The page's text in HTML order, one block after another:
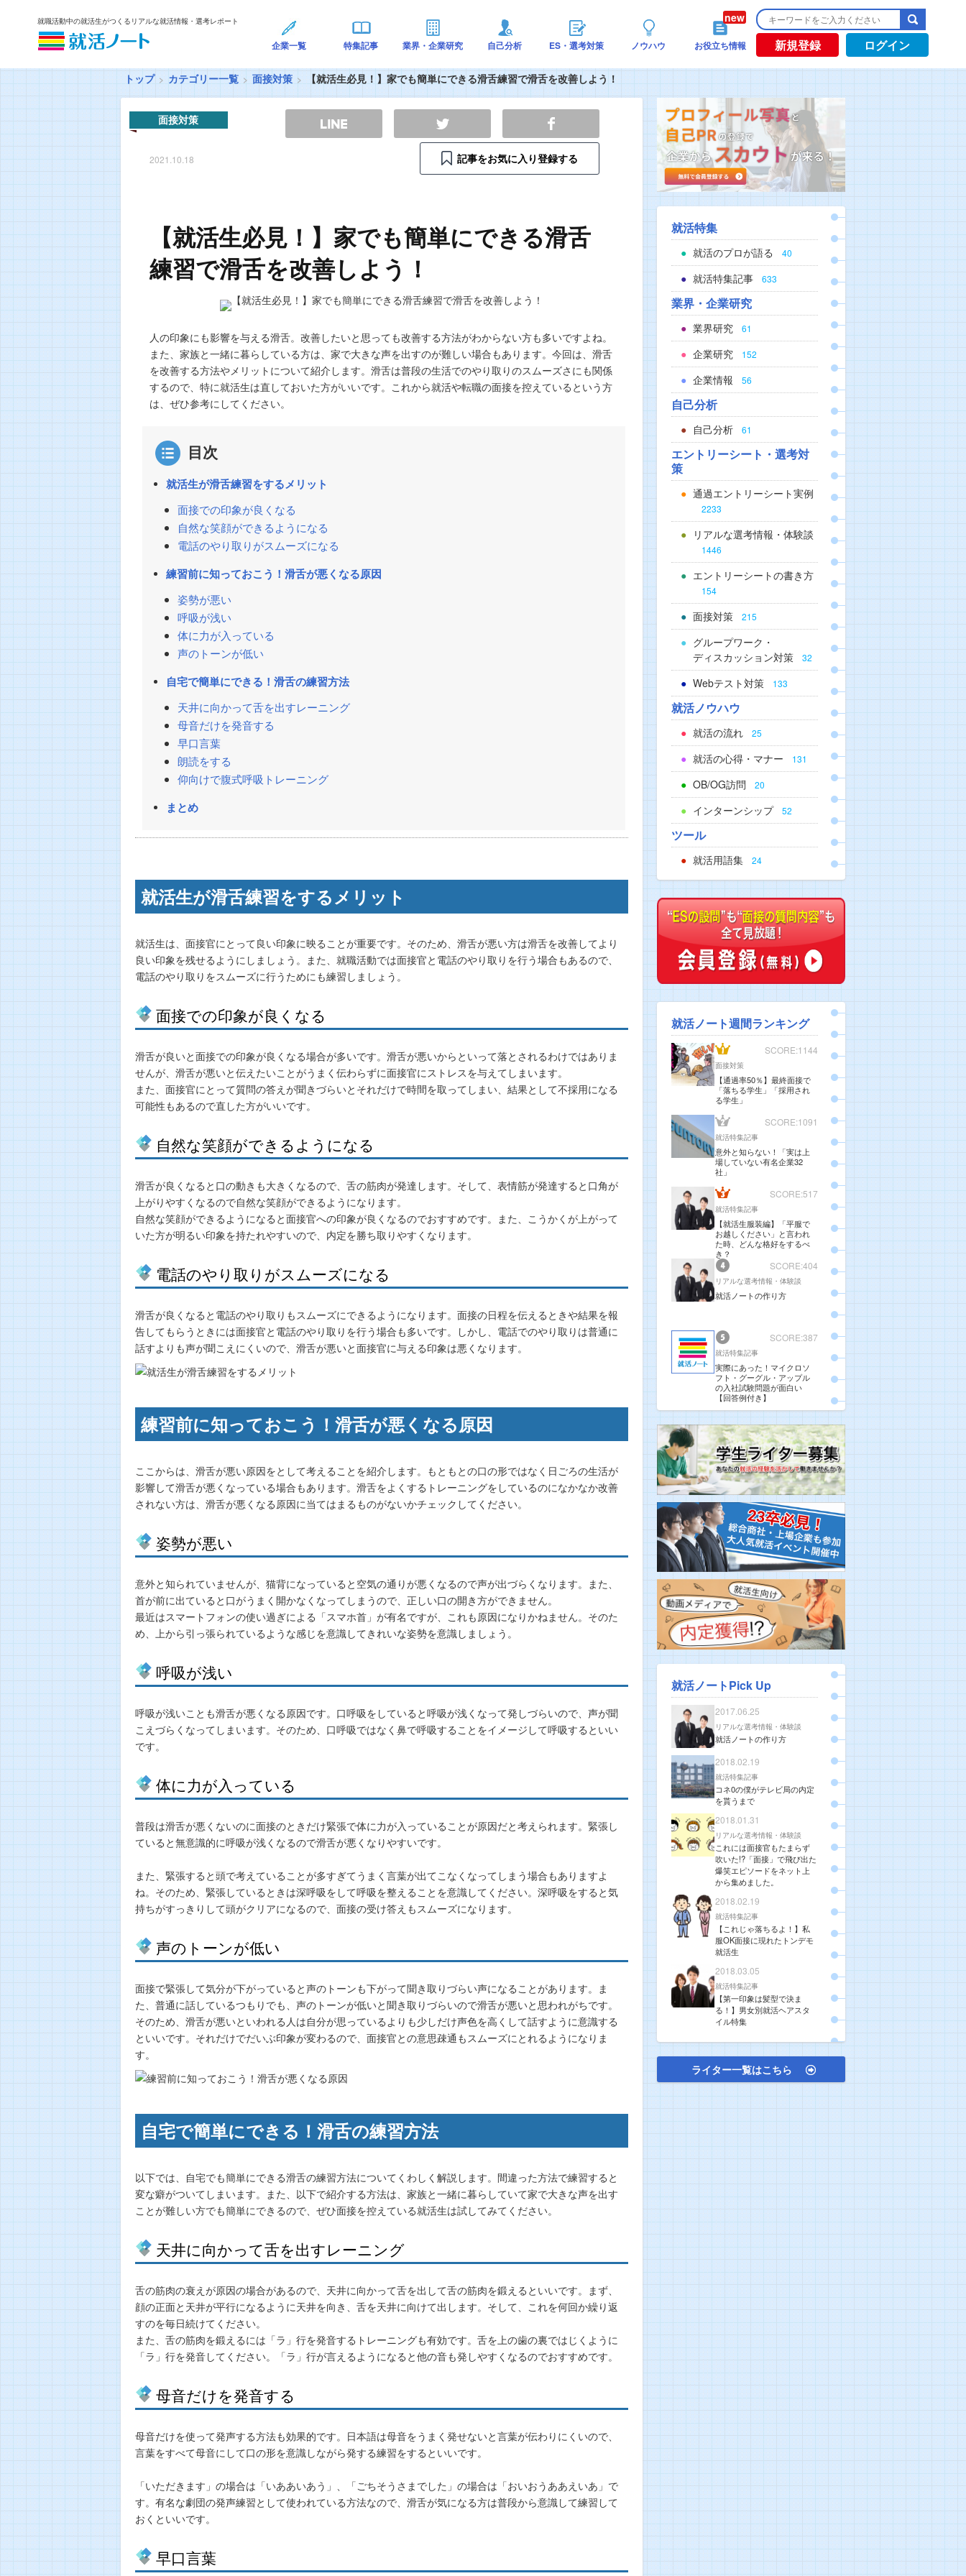
就職活動中の就活生がつくるリアルな就活情報・選考レポート
企業一覧 特集記事 業界・企業研究 自己分析 ES・選考対策 ノウハウ お役立ち情報 新規登録 ログイン
トップ カテゴリー一覧 面接対策 【就活生必見！】家でも簡単にできる滑舌練習で滑舌を改善しよう！
面接対策
2021.10.18 記事をお気に入り登録する
【就活生必見！】家でも簡単にできる滑舌
練習で滑舌を改善しよう！
人の印象にも影響を与える滑舌。改善したいと思っても改善する方法がわからない方も多いですよね。
また、家族と一緒に暮らしている方は、家で大きな声を出すのが難しい場合もあります。今回は、滑舌
を改善する方法やメリットについて紹介します。滑舌は普段の生活でのやり取りのスムーズさにも関係
するので、特に就活生は直しておいた方がいいです。これから就活や転職の面接を控えているという方
は、ぜひ参考にしてください。
目次
就活生が滑舌練習をするメリット
面接での印象が良くなる
自然な笑顔ができるようになる
電話のやり取りがスムーズになる
練習前に知っておこう！滑舌が悪くなる原因
姿勢が悪い
呼吸が浅い
体に力が入っている
声のトーンが低い
自宅で簡単にできる！滑舌の練習方法
天井に向かって舌を出すレーニング
母音だけを発音する
早口言葉
朗読をする
仰向けで腹式呼吸トレーニング
まとめ
就活生が滑舌練習をするメリット
就活生は、面接官にとって良い印象に映ることが重要です。そのため、滑舌が悪い方は滑舌を改善してより
良い印象を残せるようにしましょう。また、就職活動では面接官と電話のやり取りを行う場合もあるので、
電話のやり取りをスムーズに行うためにも練習しましょう。
面接での印象が良くなる
滑舌が良いと面接での印象が良くなる場合が多いです。滑舌が悪いからといって落とされるわけではありま
せんが、滑舌が悪いと伝えたいことがうまく伝わらずに面接官にストレスを与えてしまいます。
また、面接官にとって質問の答えが聞きづらいとそれだけで時間を取ってしまい、結果として不採用になる
可能性もあるので直した方がいいです。
自然な笑顔ができるようになる
滑舌が良くなると口の動きも大きくなるので、舌の筋肉が発達します。そして、表情筋が発達すると口角が
上がりやすくなるので自然な笑顔ができるようになります。
自然な笑顔ができるようになると面接官への印象が良くなるのでおすすめです。また、こうかくが上がって
いた方が明るい印象を持たれやすいので、内定を勝ち取りやすくなります。
電話のやり取りがスムーズになる
滑舌が良くなると電話のやり取りもスムーズにできるようになります。面接の日程を伝えるときや結果を報
告してもらうときには面接官と電話のやり取りを行う場合も多いです。しかし、電話でのやり取りは普通に
話すよりも声が聞こえにくいので、滑舌が悪いと面接官に与える印象は悪くなります。
練習前に知っておこう！滑舌が悪くなる原因
ここからは、滑舌が悪い原因をとして考えることを紹介します。もともとの口の形ではなく日ごろの生活が
影響して滑舌が悪くなっている場合もあります。滑舌をよくするトレーニングをしているのになかなか改善
されない方は、滑舌が悪くなる原因に当てはまるものがないかチェックしてください。
姿勢が悪い
意外と知られていませんが、猫背になっていると空気の通りが悪くなるので声が出づらくなります。また、
首が前に出ていると口がうまく開かなくなってしまうので、正しい口の開き方ができません。
最近はスマートフォンの使い過ぎによる「スマホ首」が有名ですが、これも原因になりかねません。そのた
め、上から引っ張られているような感じを意識してきれいな姿勢を意識しましょう。
呼吸が浅い
呼吸が浅いことも滑舌が悪くなる原因です。口呼吸をしていると呼吸が浅くなって発しづらいので、声が聞
こえづらくなってしまいます。そのため、口呼吸ではなく鼻で呼吸することをイメージして呼吸するといい
です。
体に力が入っている
普段は滑舌が悪くないのに面接のときだけ緊張で体に力が入っていることが原因だと考えられます。緊張し
ていると無意識的に呼吸が浅くなるので滑舌が悪くなりやすいです。
また、緊張すると頭で考えていることが多すぎてうまく言葉が出てこなくなってしまう場合もありますよ
ね。そのため、緊張しているときは深呼吸をして呼吸を整えることを意識してください。深呼吸をすると気
持ちがすっきりして頭がクリアになるので、面接の受け答えもスムーズになります。
声のトーンが低い
面接で緊張して気分が下がっていると声のトーンも下がって聞き取りづらい声になることがあります。ま
た、普通に話しているつもりでも、声のトーンが低いと聞き取りづらいので滑舌が悪いと思われがちです。
そのため、滑舌が悪いといわれる人は自分が思っているよりも少しだけ声色を高くして話すように意識する
といいです。それだけでだいぶ印象が変わるので、面接官との意思疎通もスムーズにとれるようになりま
す。
自宅で簡単にできる！滑舌の練習方法
以下では、自宅でも簡単にできる滑舌の練習方法についてくわしく解説します。間違った方法で練習すると
変な癖がついてしまいます。また、以下で紹介する方法は、家族と一緒に暮らしていて家で大きな声を出す
ことが難しい方でも簡単にできるので、ぜひ面接を控えている就活生は試してみてください。
天井に向かって舌を出すレーニング
舌の筋肉の衰えが原因の場合があるので、天井に向かって舌を出して舌の筋肉を鍛えるといいです。まず、
顔の正面と天井が平行になるように天井を向き、舌を天井に向けて出します。そして、これを何回か繰り返
すのを毎日続けてください。
また、舌の筋肉を鍛えるには「ラ」行を発音するトレーニングも有効です。舌を上の歯の裏ではじくように
「ラ」行を発音してください。「ラ」行が言えるようになると他の音も発しやすくなるのでおすすめです。
母音だけを発音する
母音だけを使って発声する方法も効果的です。日本語は母音をうまく発せないと言葉が伝わりにくいので、
言葉をすべて母音にして口の形を意識しながら発する練習をするといいです。
「いただきます」の場合は「いああいあう」、「ごちそうさまでした」の場合は「おいおうああえいあ」で
す。有名な劇団の発声練習として使われている方法なので、滑舌が気になる方は普段から意識して練習して
おくといいです。
早口言葉
就活特集
就活のプロが語る 40
就活特集記事 633
業界・企業研究
業界研究 61
企業研究 152
企業情報 56
自己分析
自己分析 61
エントリーシート・選考対
策
通過エントリーシート実例
2233
リアルな選考情報・体験談
1446
エントリーシートの書き方
154
面接対策 215
グループワーク・
ディスカッション対策
32
Webテスト対策 133
就活ノウハウ
就活の流れ 25
就活の心得・マナー 131
OB/OG訪問 20
インターンシップ 52
ツール
就活用語集 24
就活ノート週間ランキング
SCORE:1144
面接対策
【通過率50％】最終面接で
「落ちる学生」「採用され
る学生」
SCORE:1091
就活特集記事
意外と知らない！「実は上
場していない有名企業32
社」
SCORE:517
就活特集記事
【就活生服装編】「平服で
お越しください」と言われ
た時、どんな格好をするべ
き？
SCORE:404
リアルな選考情報・体験談
就活ノートの作り方
SCORE:387
就活特集記事
実際にあった！マイクロソ
フト・グーグル・アップル
の入社試験問題が面白い
【回答例付き】
就活ノートPick Up
2017.06.25
リアルな選考情報・体験談
就活ノートの作り方
2018.02.19
就活特集記事
コネ0の僕がテレビ局の内定
を貰うまで
2018.01.31
リアルな選考情報・体験談
これには面接官もたまらず
吹いた!?「面接」で飛び出た
爆笑エピソードをネット上
から集めました。
2018.02.19
就活特集記事
【これじゃ落ちるよ！】私
服OK面接に現れたトンデモ
就活生
2018.03.05
就活特集記事
【第一印象は髪型で決ま
る！】男女別就活ヘアスタ
イル特集
ライター一覧はこちら